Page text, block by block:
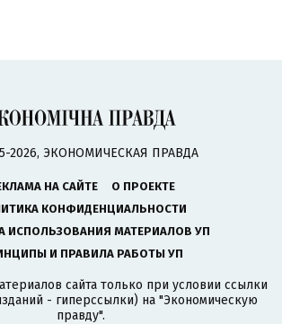
2026, ЭКОНОМИЧЕСКАЯ ПРАВДА
НА САЙТЕ
О ПРОЕКТЕ
КОНФИДЕНЦИАЛЬНОСТИ
ИСПОЛЬЗОВАНИЯ МАТЕРИАЛОВ УП
И ПРАВИЛА РАБОТЫ УП
сайта только при условии ссылки
- гиперссылки) на "Экономическую
правду".